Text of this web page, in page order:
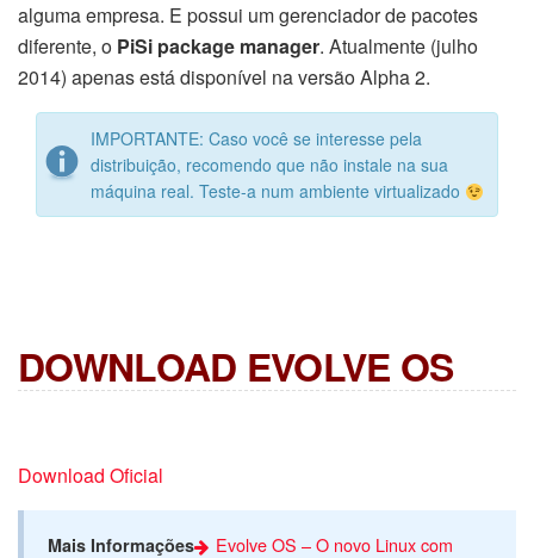
alguma empresa. E possui um gerenciador de pacotes
diferente, o PiSi package manager. Atualmente (julho
2014) apenas está disponível na versão Alpha 2.
IMPORTANTE: Caso você se interesse pela
distribuição, recomendo que não instale na sua
máquina real. Teste-a num ambiente virtualizado
DOWNLOAD EVOLVE OS
Download Oficial
Mais Informações
Evolve OS – O novo Linux com